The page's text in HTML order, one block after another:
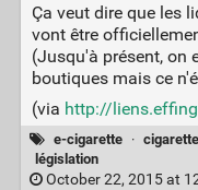
Ça veut dire que les
vont être
(Jusqu'à présent, on
boutiques mais ce
(via http://
e-cigarette · cigarette
législation
October 22, 2015 at